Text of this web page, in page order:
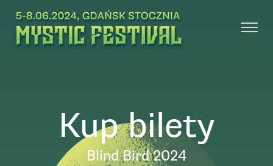
Kup bilety
Blind Bird 2024